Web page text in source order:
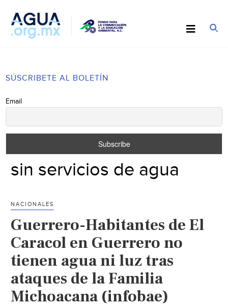
SÚSCRIBETE AL BOLETÍN
Email
sin servicios de agua
NACIONALES
Guerrero-Habitantes de El
Caracol en Guerrero no
tienen agua ni luz tras
ataques de la Familia
Michoacana (infobae)